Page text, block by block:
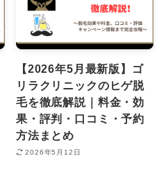
【2026年5月最新版】ゴ
リラクリニックのヒゲ脱
毛を徹底解説｜料金・効
果・評判・口コミ・予約
方法まとめ
2026年5月12日